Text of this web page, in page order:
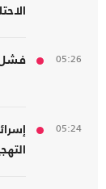
05:26 فشل
05:24